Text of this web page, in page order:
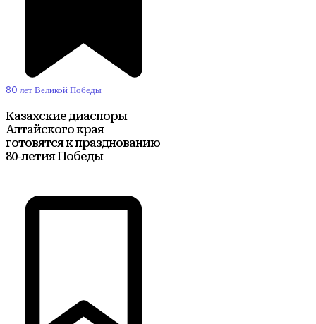
80 лет Великой Победы
Казахские диаспоры
Алтайского края
готовятся к празднованию
80-летия Победы